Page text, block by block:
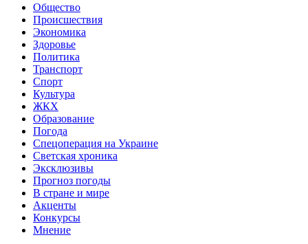
Общество
Происшествия
Экономика
Здоровье
Политика
Транспорт
Спорт
Культура
ЖКХ
Образование
Погода
Спецоперация на Украине
Светская хроника
Эксклюзивы
Прогноз погоды
В стране и мире
Акценты
Конкурсы
Мнение